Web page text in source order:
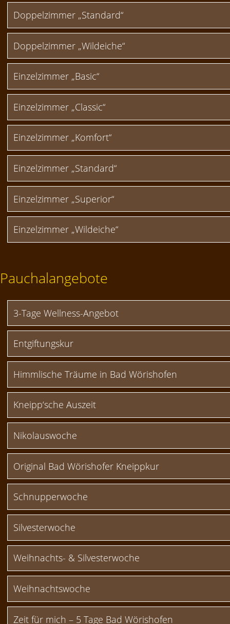
Doppelzimmer „Standard“
Doppelzimmer „Wildeiche“
Einzelzimmer „Basic“
Einzelzimmer „Classic“
Einzelzimmer „Komfort“
Einzelzimmer „Standard“
Einzelzimmer „Superior“
Einzelzimmer „Wildeiche“
Pauchalangebote
3-Tage Wellness-Angebot
Entgiftungskur
Himmlische Träume in Bad Wörishofen
Kneipp‘sche Auszeit
Nikolauswoche
Original Bad Wörishofer Kneippkur
Schnupperwoche
Silvesterwoche
Weihnachts- & Silvesterwoche
Weihnachtswoche
Zeit für mich – 5 Tage Bad Wörishofen